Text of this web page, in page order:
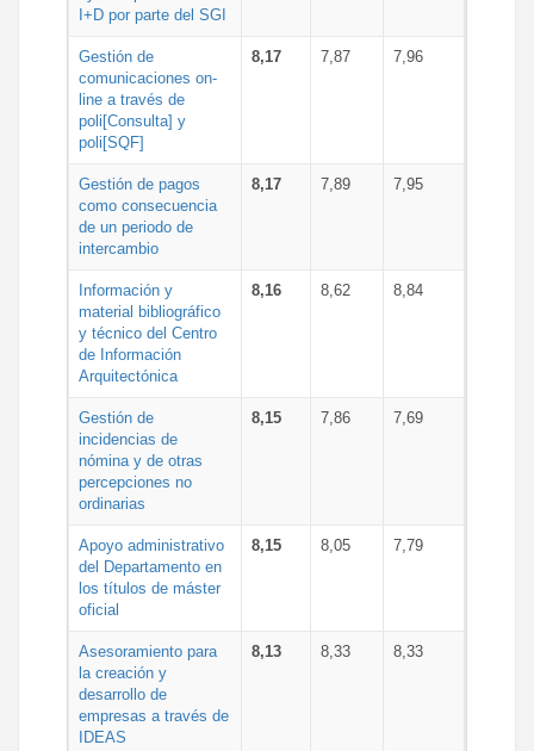
I+D por parte del SGI
Gestión de
comunicaciones on-
line a través de
poli[Consulta] y
poli[SQF]
8,17 7,87 7,96
Gestión de pagos
como consecuencia
de un periodo de
intercambio
8,17 7,89 7,95
Información y
material bibliográfico
y técnico del Centro
de Información
Arquitectónica
8,16 8,62 8,84
Gestión de
incidencias de
nómina y de otras
percepciones no
ordinarias
8,15 7,86 7,69
Apoyo administrativo
del Departamento en
los títulos de máster
oficial
8,15 8,05 7,79
Asesoramiento para
la creación y
desarrollo de
empresas a través de
IDEAS
8,13 8,33 8,33